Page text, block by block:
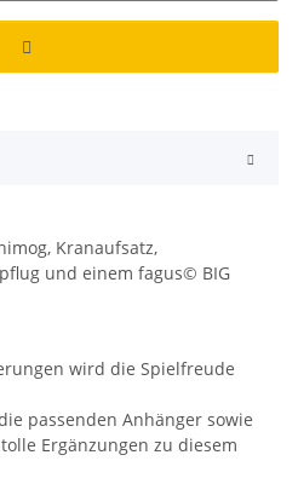
Kranaufsatz,
und einem fagus© BIG
wird die Spielfreude
passenden Anhänger sowie
Ergänzungen zu diesem